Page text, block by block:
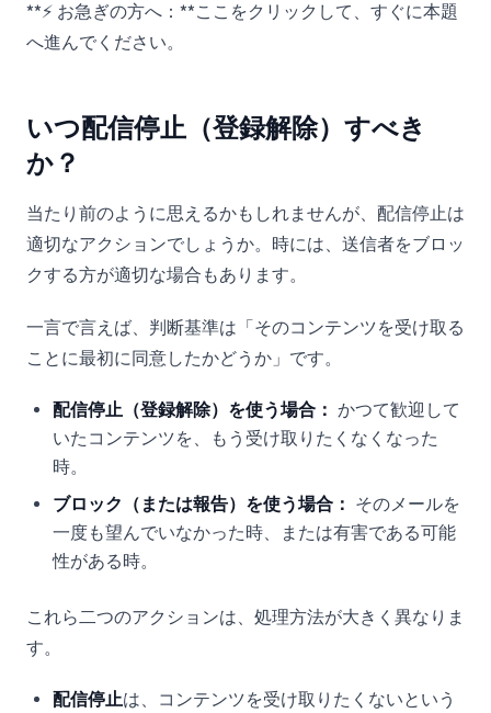
**⚡ お急ぎの方へ：**ここをクリックして、すぐに本題
へ進んでください。
いつ配信停止（登録解除）すべき
か？
当たり前のように思えるかもしれませんが、配信停止は
適切なアクションでしょうか。時には、送信者をブロッ
クする方が適切な場合もあります。
一言で言えば、判断基準は「そのコンテンツを受け取る
ことに最初に同意したかどうか」です。
配信停止（登録解除）を使う場合： かつて歓迎して
いたコンテンツを、もう受け取りたくなくなった
時。
ブロック（または報告）を使う場合： そのメールを
一度も望んでいなかった時、または有害である可能
性がある時。
これら二つのアクションは、処理方法が大きく異なりま
す。
配信停止は、コンテンツを受け取りたくないという